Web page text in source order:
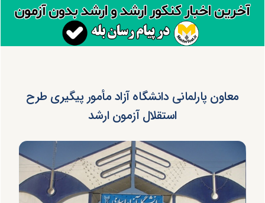
معاون پارلمانی دانشگاه آزاد مأمور پیگیری طرح
استقلال آزمون ارشد